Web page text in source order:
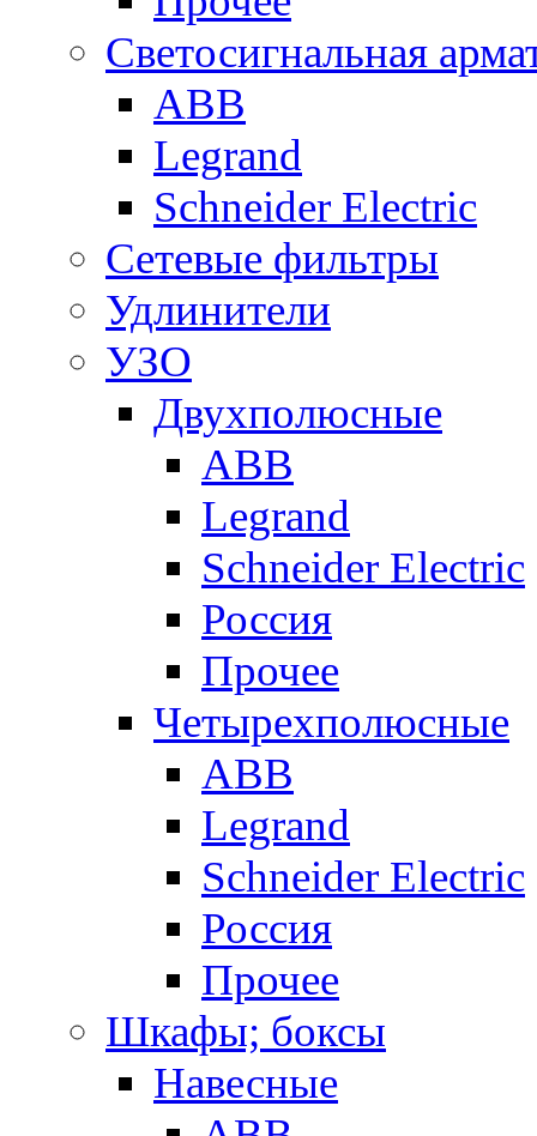
Светосигнальная
ABB
Legrand
Schneider Electric
Сетевые фильтры
Удлинители
УЗО
Двухполюсные
ABB
Legrand
Schneider Electric
Россия
Прочее
Четырехполюсные
ABB
Legrand
Schneider Electric
Россия
Прочее
Шкафы; боксы
Навесные